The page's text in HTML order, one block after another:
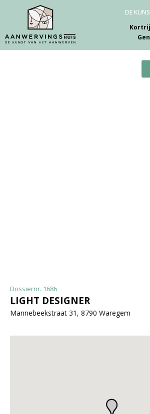
DE
Dossiernr. 1686
LIGHT DESIGNER
Mannebeekstraat 31, 8790 Waregem